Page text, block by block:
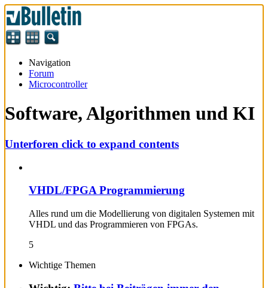
Navigation
Forum
Microcontroller
Software, Algorithmen und KI
Unterforen click to expand contents
VHDL/FPGA Programmierung
Alles rund um die Modellierung von digitalen Systemen mit
VHDL und das Programmieren von FPGAs.
5
Wichtige Themen